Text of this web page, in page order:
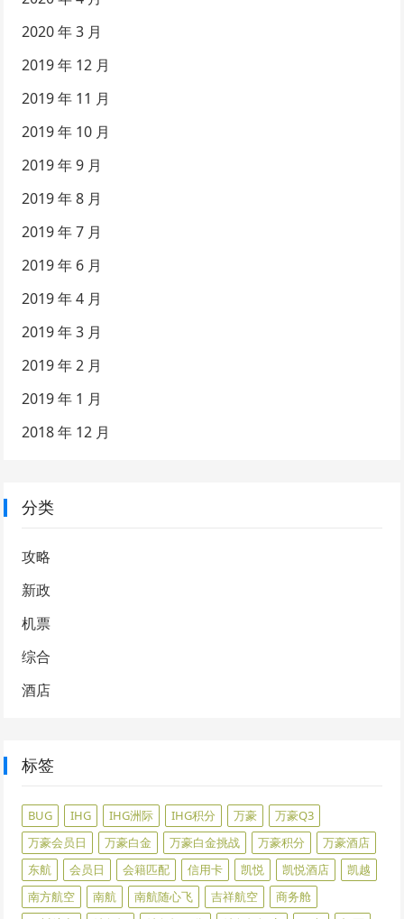
2020 年 3 月
2019 年 12 月
2019 年 11 月
2019 年 10 月
2019 年 9 月
2019 年 8 月
2019 年 7 月
2019 年 6 月
2019 年 4 月
2019 年 3 月
2019 年 2 月
2019 年 1 月
2018 年 12 月
分类
攻略
新政
机票
综合
酒店
标签
BUG IHG IHG洲际 IHG积分 万豪
万豪Q3
万豪会员日
万豪白金 万豪白金挑战 万豪积分
万豪酒店
东航
会员日 会籍匹配 信用卡 凯悦 凯悦酒店
凯越
南方航空
南航 南航随心飞 吉祥航空
商务舱